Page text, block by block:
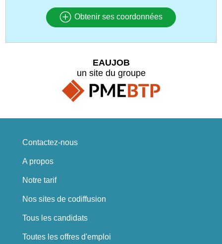
Obtenir ses coordonnées
EAUJOB
un site du groupe
Contactez-nous
A propos
Notre tarif
Nos sites de codiffusion
Tous les candidats
Toutes les offres d'emploi